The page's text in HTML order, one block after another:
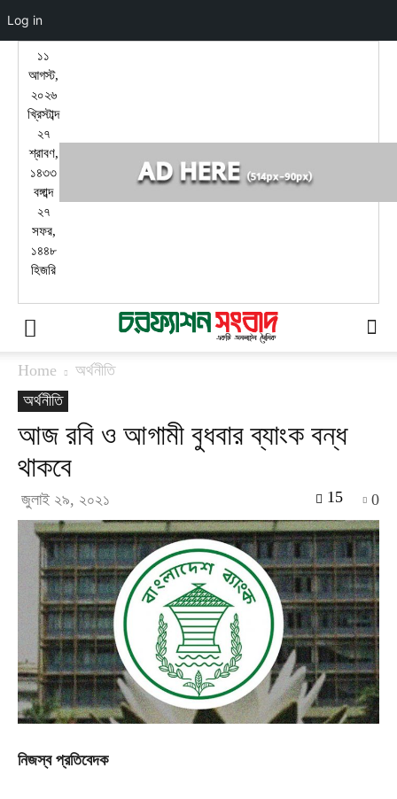
১১
আগস্ট,
২০২৬
খ্রিস্টাব্দ
২৭
শ্রাবণ,
১৪৩৩
বঙ্গাব্দ
২৭
সফর,
১৪৪৮
হিজরি
Home
অর্থনীতি
অর্থনীতি
আজ রবি ও আগামী বুধবার ব্যাংক বন্ধ
থাকবে
জুলাই ২৯, ২০২১ 0
15
নিজস্ব প্রতিবেদক
Log in